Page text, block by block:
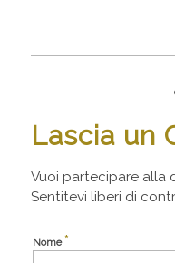
Lascia un
Vuoi partecipare alla
Sentitevi liberi di
Nome*